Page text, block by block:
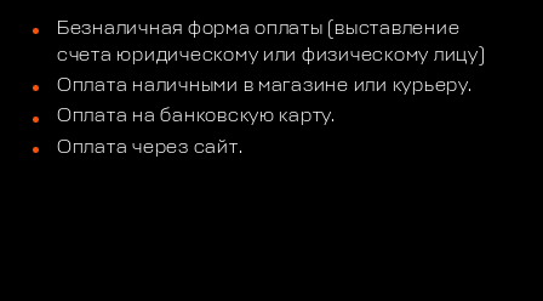
Безналичная форма оплаты (выставление
счета юридическому или физическому лицу)
Оплата наличными в магазине или курьеру.
Оплата на банковскую карту.
Оплата через сайт.